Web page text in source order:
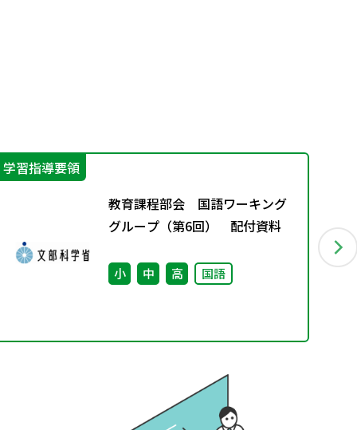
学習指導要領
教育課程部会 国語ワーキング
グループ（第6回） 配付資料
小 中 高 国語